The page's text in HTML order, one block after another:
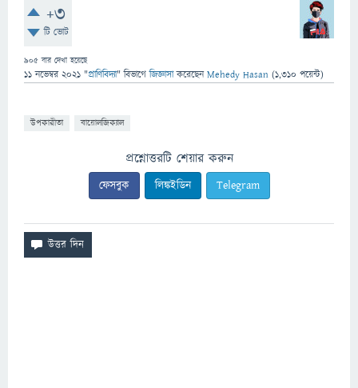
+3
টি ভোট
905 বার দেখা হয়েছে
11 নভেম্বর 2021 "প্রাণিবিদ্যা" বিভাগে জিজ্ঞাসাকরেছেনMehedy Hasan (1,310 পয়েন্ট)
উপকারীতা বায়োলজিক্যাল
প্রশ্নোত্তরটি শেয়ার করুন
ফেসবুক লিঙ্কইডিন Telegram